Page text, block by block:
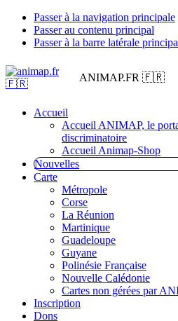
Passer à la navigation principale
Passer au contenu principal
Passer à la barre latérale
ANIMAP.FR 🇫🇷
Accueil
Accueil ANIMAP, le
discriminatoire
Accueil Animap-Shop
Nouvelles
Carte
Métropole
Corse
La Réunion
Martinique
Guadeloupe
Guyane
Polinésie Française
Nouvelle Calédonie
Cartes non gérées par
Inscription
Dons